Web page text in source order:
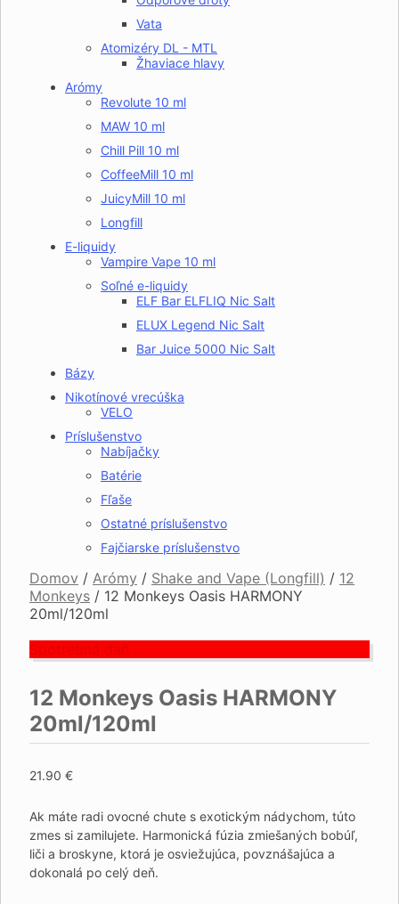
Vata
Atomizéry DL - MTL
Žhaviace hlavy
Arómy
Revolute 10 ml
MAW 10 ml
Chill Pill 10 ml
CoffeeMill 10 ml
JuicyMill 10 ml
Longfill
E-liquidy
Vampire Vape 10 ml
Soľné e-liquidy
ELF Bar ELFLIQ Nic Salt
ELUX Legend Nic Salt
Bar Juice 5000 Nic Salt
Bázy
Nikotínové vrecúška
VELO
Príslušenstvo
Nabíjačky
Batérie
Fľaše
Ostatné príslušenstvo
Fajčiarske príslušenstvo
Domov / Arómy / Shake and Vape (Longfill) / 12
Monkeys / 12 Monkeys Oasis HARMONY
20ml/120ml
Spotrebná daň
12 Monkeys Oasis HARMONY
20ml/120ml
21.90 €
Ak máte radi ovocné chute s exotickým nádychom, túto
zmes si zamilujete. Harmonická fúzia zmiešaných bobúľ,
liči a broskyne, ktorá je osviežujúca, povznášajúca a
dokonalá po celý deň.